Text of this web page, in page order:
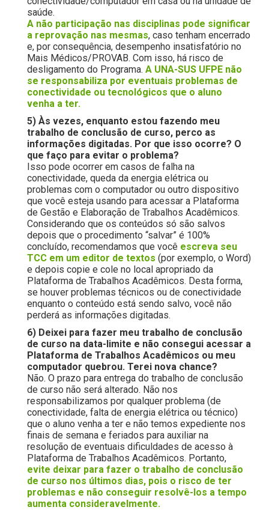
saúde.
A não participação nas disciplinas pode significar
a reprovação nas mesmas, caso tenham encerrado
e, por consequência, desempenho insatisfatório no
Mais Médicos/PROVAB. Com isso, há risco de
desligamento do Programa. A UNA-SUS UFPE não
se responsabiliza por eventuais problemas de
conectividade ou tecnológicos que o aluno
venha a ter.
5) Às vezes, enquanto estou fazendo meu
trabalho de conclusão de curso, perco as
informações digitadas. Por que isso ocorre? O
que faço para evitar o problema?
Isso pode ocorrer em casos de falha na
conectividade, queda da energia elétrica ou
problemas com o computador ou outro dispositivo
que você esteja usando para acessar a Plataforma
de Gestão e Elaboração de Trabalhos Acadêmicos.
Considerando que os conteúdos só são salvos
depois que o procedimento “salvar” é 100%
concluído, recomendamos que você escreva seu
TCC em um editor de textos (por exemplo, o Word)
e depois copie e cole no local apropriado da
Plataforma de Trabalhos Acadêmicos. Desta forma,
se houver problemas técnicos ou de conectividade
enquanto o conteúdo está sendo salvo, você não
perderá as informações digitadas.
6) Deixei para fazer meu trabalho de conclusão
de curso na data-limite e não consegui acessar a
Plataforma de Trabalhos Acadêmicos ou meu
computador quebrou. Terei nova chance?
Não. O prazo para entrega do trabalho de conclusão
de curso não será alterado. Não nos
responsabilizamos por qualquer problema (de
conectividade, falta de energia elétrica ou técnico)
que o aluno venha a ter e não temos expediente nos
finais de semana e feriados para auxiliar na
resolução de eventuais dificuldades de acesso à
Plataforma de Trabalhos Acadêmicos. Portanto,
evite deixar para fazer o trabalho de conclusão
de curso nos últimos dias, pois o risco de ter
problemas e não conseguir resolvê-los a tempo
aumenta consideravelmente.